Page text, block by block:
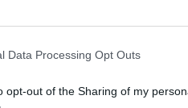
Data Processing Opt Outs
opt-out of the Sharing of my
hogy
mindenki